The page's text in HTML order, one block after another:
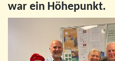
war ein Höhepunkt.